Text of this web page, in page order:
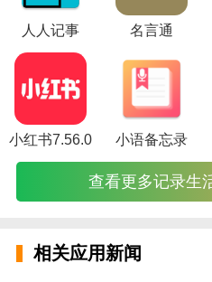
日常超正版！《鬼灭之刃》
的末日》《死亡大师与黑女
蛛，那又怎样？”、“关于我转
友”、“叶晖达小姐要我坦白”
王”、“一拳超人”、“名侦探
走火入魔了！”，“JOJO的奇妙
[大国民]
《上天保佑人民》官方漫画
四月的新作《一步登天歌》
百中造神》《兰溪镇罗小黑
人人记事 名言通
小红书7.56.0 小语备忘录
查看更多记录生
相关应用新闻